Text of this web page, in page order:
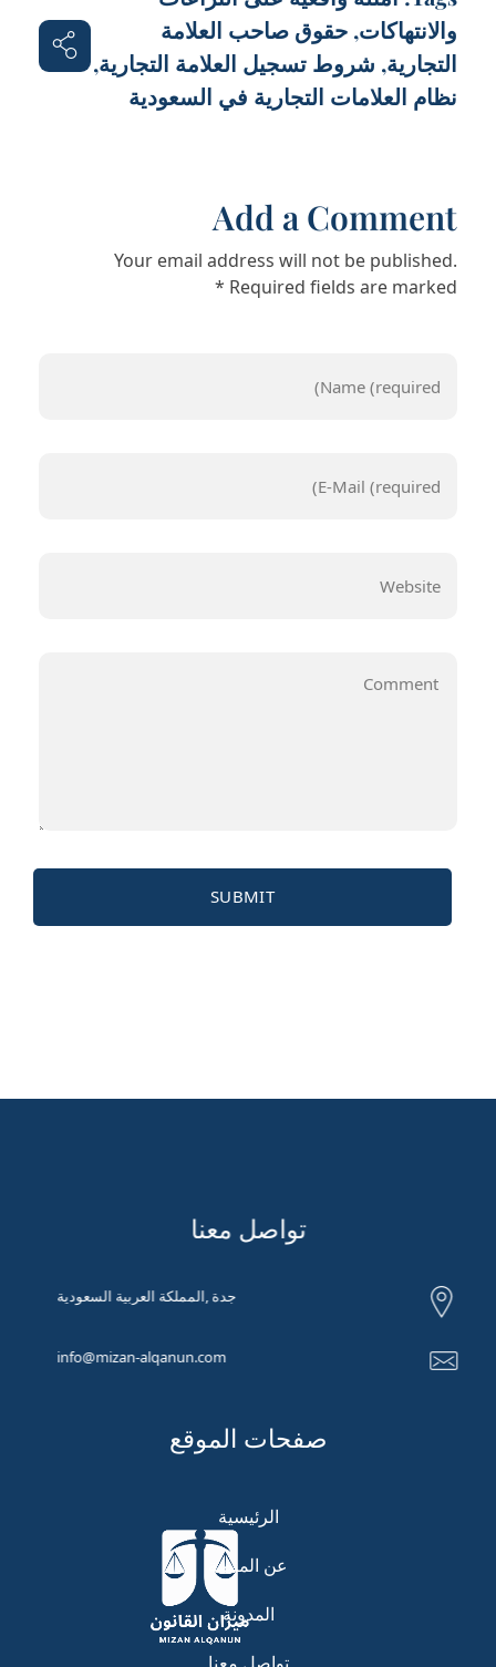
والانتهاكات, حقوق صاحب العلامة
التجارية, شروط تسجيل العلامة التجارية,
نظام العلامات التجارية في السعودية
Add a Comment
Your email address will not be published.
Required fields are marked *
تواصل معنا
جدة ,المملكة العربية السعودية
info@mizan-alqanun.com
صفحات الموقع
الرئيسية
عن المنصة
المدونة